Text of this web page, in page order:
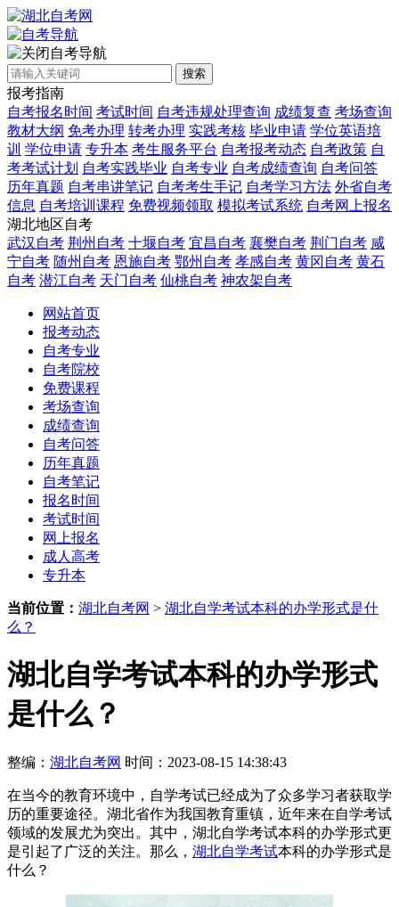
自考导航
搜索
报考指南
自考报名时间 考试时间 自考违规处理查询 成绩复查 考场查询
教材大纲 免考办理 转考办理 实践考核 毕业申请 学位英语培
训 学位申请 专升本 考生服务平台 自考报考动态 自考政策 自
考考试计划 自考实践毕业 自考专业 自考成绩查询 自考问答
历年真题 自考串讲笔记 自考考生手记 自考学习方法 外省自考
信息 自考培训课程 免费视频领取 模拟考试系统 自考网上报名
湖北地区自考
武汉自考 荆州自考 十堰自考 宜昌自考 襄樊自考 荆门自考 咸
宁自考 随州自考 恩施自考 鄂州自考 孝感自考 黄冈自考 黄石
自考 潜江自考 天门自考 仙桃自考 神农架自考
网站首页
报考动态
自考专业
自考院校
免费课程
考场查询
成绩查询
自考问答
历年真题
自考笔记
报名时间
考试时间
网上报名
成人高考
专升本
当前位置： 湖北自考网 > 湖北自学考试本科的办学形式是什
么？
湖北自学考试本科的办学形式
是什么？
整编： 湖北自考网 时间：2023-08-15 14:38:43
在当今的教育环境中，自学考试已经成为了众多学习者获取学
历的重要途径。湖北省作为我国教育重镇，近年来在自学考试
领域的发展尤为突出。其中，湖北自学考试本科的办学形式更
是引起了广泛的关注。那么， 湖北自学考试本科的办学形式是
什么？